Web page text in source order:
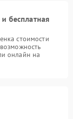
бесплатная
стоимости
онлайн на